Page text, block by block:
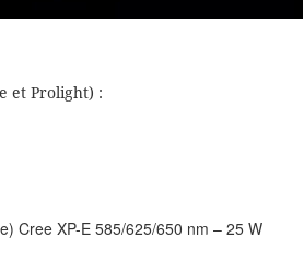
et Prolight) :
Cree XP-E 585/625/650 nm – 25 W